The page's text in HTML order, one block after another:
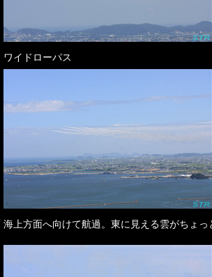
ワイドローパス
海上方面へ向けて航過。東に見える雲がちょっ